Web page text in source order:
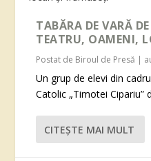
TABĂRA DE VARĂ
TEATRU, OAMENI,
Postat de Biroul de Presă |
Un grup de elevi din
Catolic „Timotei Cipariu”
CITEŞTE MAI MULT